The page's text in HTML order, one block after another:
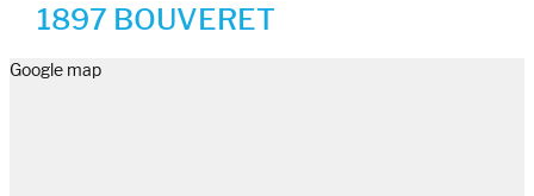
1897 BOUVERET
Google map